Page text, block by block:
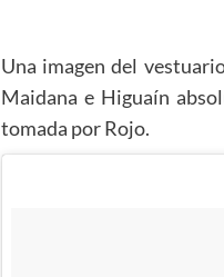
Una imagen del
Maidana e Higuaín
tomada por Rojo.